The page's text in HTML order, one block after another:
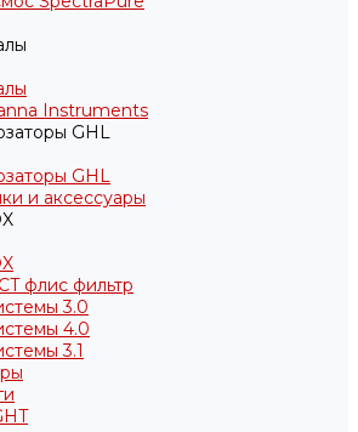
Instruments
GHL
GHL
и аксессуары
флис фильтр
3.0
4.0
3.1